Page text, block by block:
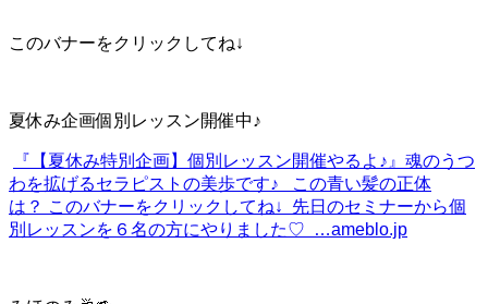
このバナーをクリックしてね↓
夏休み企画個別レッスン開催中♪
『【夏休み特別企画】個別レッスン開催やるよ♪』 魂のうつ
わを拡げるセラピストの美歩です♪ この青い髪の正体
は？ このバナーをクリックしてね↓ 先日のセミナーから個
別レッスンを６名の方にやりました♡ …ameblo.jp